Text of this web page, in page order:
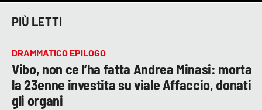
PIÙ LETTI
DRAMMATICO EPILOGO
Vibo, non ce l’ha fatta Andrea Minasi: morta
la 23enne investita su viale Affaccio, donati
gli organi